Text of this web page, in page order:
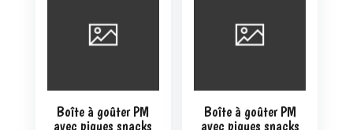
Boîte à goûter PM
avec piques snacks
Boîte à goûter PM
avec piques snacks